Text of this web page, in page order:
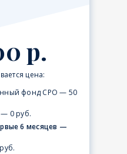
р.
цена:
фонд СРО — 50
— 0 руб.
6 месяцев —